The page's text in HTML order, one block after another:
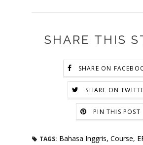
SHARE THIS
SHARE ON
SHARE ON
PIN THIS POST
TAGS: Bahasa Inggris, Course,